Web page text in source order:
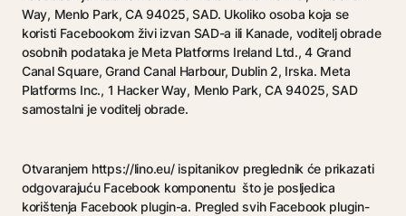
Way, Menlo Park, CA 94025, SAD. Ukoliko osoba koja se
koristi Facebookom živi izvan SAD-a ili Kanade, voditelj obrade
osobnih podataka je Meta Platforms Ireland Ltd., 4 Grand
Canal Square, Grand Canal Harbour, Dublin 2, Irska. Meta
Platforms Inc., 1 Hacker Way, Menlo Park, CA 94025, SAD
samostalni je voditelj obrade.
Otvaranjem https://lino.eu/ ispitanikov preglednik će prikazati
odgovarajuću Facebook komponentu što je posljedica
korištenja Facebook plugin-a. Pregled svih Facebook plugin-